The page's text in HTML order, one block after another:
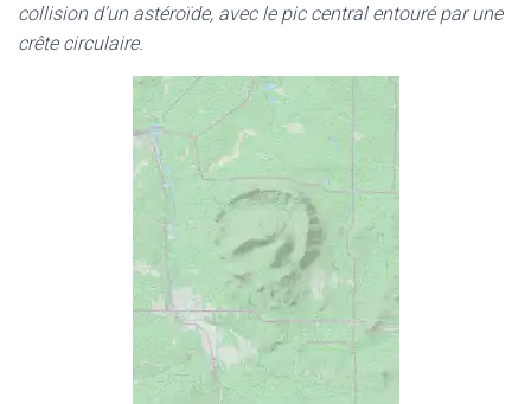
collision d’un astéroïde, avec le pic central entouré par une
crête circulaire.